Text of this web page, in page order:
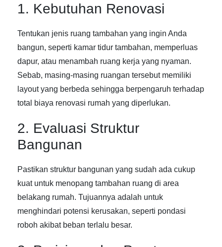
1. Kebutuhan Renovasi
Tentukan jenis ruang tambahan yang ingin Anda
bangun, seperti kamar tidur tambahan, memperluas
dapur, atau menambah ruang kerja yang nyaman.
Sebab, masing-masing ruangan tersebut memiliki
layout yang berbeda sehingga berpengaruh terhadap
total biaya renovasi rumah yang diperlukan.
2. Evaluasi Struktur
Bangunan
Pastikan struktur bangunan yang sudah ada cukup
kuat untuk menopang tambahan ruang di area
belakang rumah. Tujuannya adalah untuk
menghindari potensi kerusakan, seperti pondasi
roboh akibat beban terlalu besar.